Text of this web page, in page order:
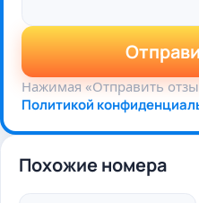
Нажимая «Отправить
Политикой
Похожие номера